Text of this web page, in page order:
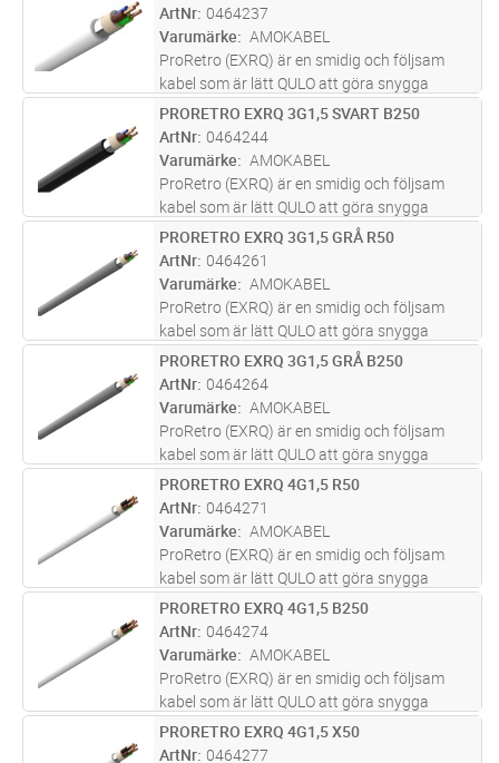
mantlad installationskabel avsedd för fast
förläggning inomhus i torra utrymmen,
mer
ArtNr 0464237
Varumärke
AMOKABEL
ProRetro (EXRQ) är en smidig och följsam
kabel som är lätt QULO att göra snygga
installationer med. PEX-isolerad, HFFR
mantlad installationskabel avsedd för fast
förläggning inomhus i torra utrymmen,
mer
M Lägg i kundvagn
PRORETRO EXRQ 3G1,5 SVART B250
ArtNr 0464244
Varumärke
AMOKABEL
ProRetro (EXRQ) är en smidig och följsam
kabel som är lätt QULO att göra snygga
installationer med. PEX-isolerad, HFFR
mantlad installationskabel avsedd för fast
förläggning inomhus i torra utrymmen,
mer
M Lägg i kundvagn
PRORETRO EXRQ 3G1,5 GRÅ R50
ArtNr 0464261
Varumärke
AMOKABEL
ProRetro (EXRQ) är en smidig och följsam
kabel som är lätt QULO att göra snygga
installationer med. PEX-isolerad, HFFR
mantlad installationskabel avsedd för fast
förläggning inomhus i torra utrymmen,
mer
M Lägg i kundvagn
PRORETRO EXRQ 3G1,5 GRÅ B250
ArtNr 0464264
Varumärke
AMOKABEL
ProRetro (EXRQ) är en smidig och följsam
kabel som är lätt QULO att göra snygga
installationer med. PEX-isolerad, HFFR
mantlad installationskabel avsedd för fast
förläggning inomhus i torra utrymmen,
mer
M Lägg i kundvagn
PRORETRO EXRQ 4G1,5 R50
ArtNr 0464271
Varumärke
AMOKABEL
ProRetro (EXRQ) är en smidig och följsam
kabel som är lätt QULO att göra snygga
installationer med. PEX-isolerad, HFFR
mantlad installationskabel avsedd för fast
förläggning inomhus i torra utrymmen,
mer
M Lägg i kundvagn
PRORETRO EXRQ 4G1,5 B250
ArtNr 0464274
Varumärke
AMOKABEL
ProRetro (EXRQ) är en smidig och följsam
kabel som är lätt QULO att göra snygga
installationer med. PEX-isolerad, HFFR
mantlad installationskabel avsedd för fast
M Lägg i kundvagn
PRORETRO EXRQ 4G1,5 X50
ArtNr 0464277